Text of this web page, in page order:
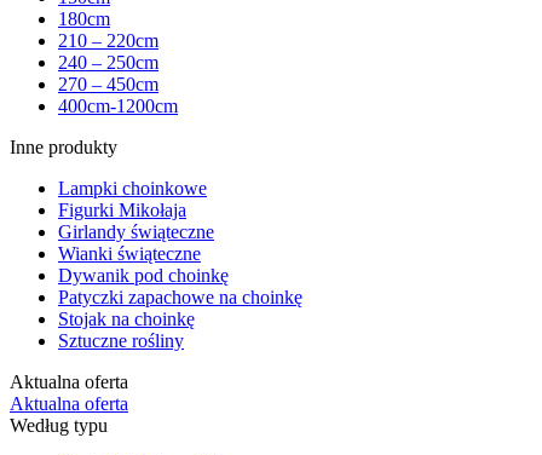
180cm
210 – 220cm
240 – 250cm
270 – 450cm
400cm-1200cm
Inne produkty
Lampki choinkowe
Figurki Mikołaja
Girlandy świąteczne
Wianki świąteczne
Dywanik pod choinkę
Patyczki zapachowe na choinkę
Stojak na choinkę
Sztuczne rośliny
Aktualna oferta
Aktualna oferta
Według typu